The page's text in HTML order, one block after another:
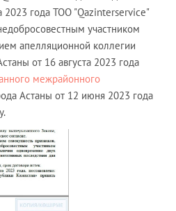
2023 года ТОО "Qazinterservice"
участником
апелляционной коллегии
от 16 августа 2023 года
межрайонного
Астаны от 12 июня 2023 года